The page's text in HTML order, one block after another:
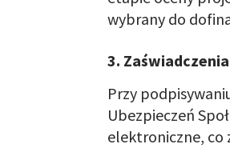
wybrany do
3.
Przy
Ubezpieczeń
elektroniczne, co